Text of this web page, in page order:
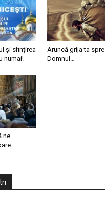
și sfințirea
numai!
Aruncă grija ta spre
Domnul…
ne